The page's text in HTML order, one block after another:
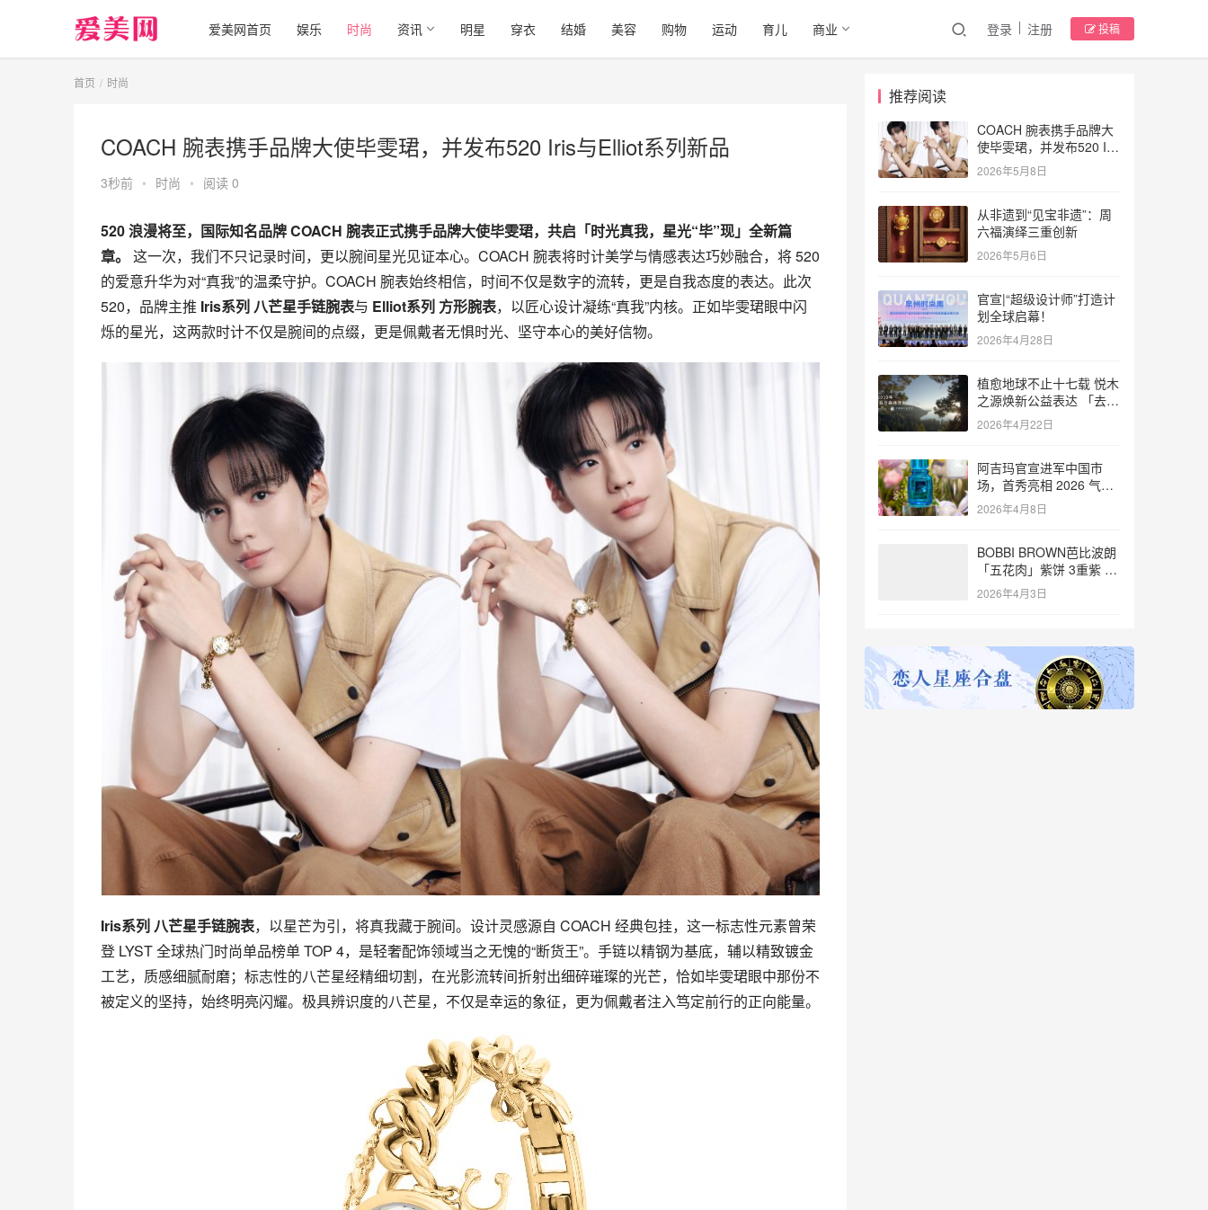
爱美网首页 娱乐 时尚 资讯 明星 穿衣 结婚 美容 购物 运动 育儿 商业 登录 注册 投稿
首页 时尚
COACH 腕表携手品牌大使毕雯珺，并发布520 Iris与Elliot系列新品
3秒前 • 时尚 • 阅读 0
520 浪漫将至，国际知名品牌 COACH 腕表正式携手品牌大使毕雯珺，共启「时光真我，星光“毕”现」全新篇
章。 这一次，我们不只记录时间，更以腕间星光见证本心。COACH 腕表将时计美学与情感表达巧妙融合，将 520
的爱意升华为对“真我”的温柔守护。COACH 腕表始终相信，时间不仅是数字的流转，更是自我态度的表达。此次
520，品牌主推 Iris系列 八芒星手链腕表与 Elliot系列 方形腕表，以匠心设计凝练“真我”内核。正如毕雯珺眼中闪
烁的星光，这两款时计不仅是腕间的点缀，更是佩戴者无惧时光、坚守本心的美好信物。
Iris系列 八芒星手链腕表，以星芒为引，将真我藏于腕间。设计灵感源自 COACH 经典包挂，这一标志性元素曾荣
登 LYST 全球热门时尚单品榜单 TOP 4，是轻奢配饰领域当之无愧的“断货王”。手链以精钢为基底，辅以精致镀金
工艺，质感细腻耐磨；标志性的八芒星经精细切割，在光影流转间折射出细碎璀璨的光芒，恰如毕雯珺眼中那份不
被定义的坚持，始终明亮闪耀。极具辨识度的八芒星，不仅是幸运的象征，更为佩戴者注入笃定前行的正向能量。
推荐阅读
COACH 腕表携手品牌大
使毕雯珺，并发布520 Iris
与Elliot系列新品
2026年5月8日
从非遗到“见宝非遗”：周
六福演绎三重创新
2026年5月6日
官宣|“超级设计师”打造计
划全球启幕！
2026年4月28日
植愈地球不止十七载 悦木
之源焕新公益表达 「去跑
树，步步算树」开启全国
挑战
2026年4月22日
阿吉玛官宣进军中国市
场，首秀亮相 2026 气味
上海艺术香水展
2026年4月8日
BOBBI BROWN芭比波朗
「五花肉」紫饼 3重紫 0
暗黄 更透亮
2026年4月3日